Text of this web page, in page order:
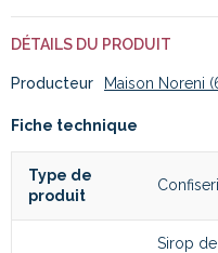
DÉTAILS DU PRODUIT
Producteur Maison Noreni
Fiche technique
Type de
produit
Sirop